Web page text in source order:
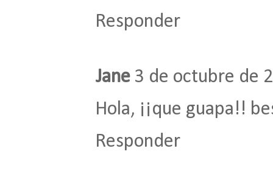
Responder
Jane 3 de octubre de
Hola, ¡¡que guapa!!
Responder